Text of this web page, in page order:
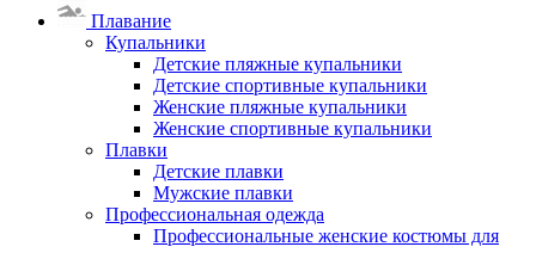
Плавание
Купальники
Детские пляжные купальники
Детские спортивные купальники
Женские пляжные купальники
Женские спортивные купальники
Плавки
Детские плавки
Мужские плавки
Профессиональная одежда
Профессиональные женские костюмы для